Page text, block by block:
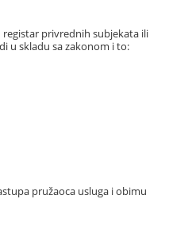
registar privrednih subjekata ili
u skladu sa zakonom i to:
pružaoca usluga i obimu